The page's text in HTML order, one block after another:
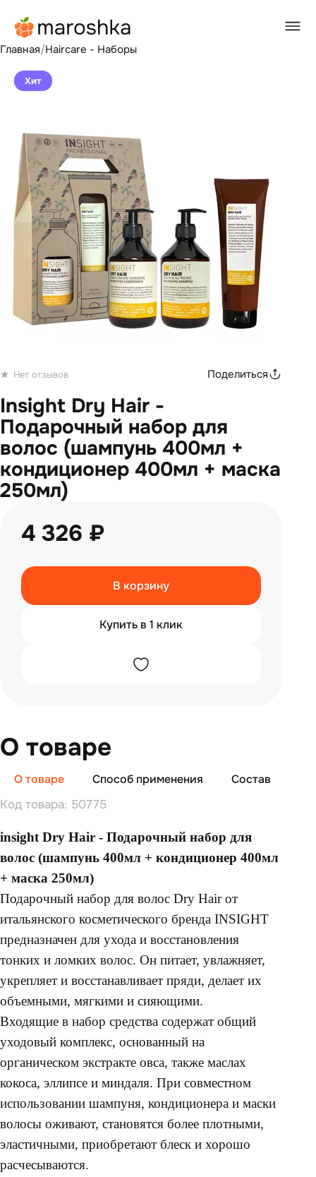
Главная/Haircare - Наборы
Хит
Нет отзывов Поделиться
Insight Dry Hair -
Подарочный набор для
волос (шампунь 400мл +
кондиционер 400мл + маска
250мл)
4 326 ₽
В корзину
Купить в 1 клик
О товаре
О товаре Способ применения Состав
Код товара: 50775
insight Dry Hair - Подарочный набор для
волос (шампунь 400мл + кондиционер 400мл
+ маска 250мл)
Подарочный набор для волос Dry Hair от
итальянского косметического бренда INSIGHT
предназначен для ухода и восстановления
тонких и ломких волос. Он питает, увлажняет,
укрепляет и восстанавливает пряди, делает их
объемными, мягкими и сияющими.
Входящие в набор средства содержат общий
уходовый комплекс, основанный на
органическом экстракте овса, также маслах
кокоса, эллипсе и миндаля. При совместном
использовании шампуня, кондиционера и маски
волосы оживают, становятся более плотными,
эластичными, приобретают блеск и хорошо
расчесываются.